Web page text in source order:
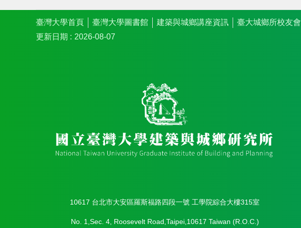
臺灣大學首頁 臺灣大學圖書館 建築與城鄉講座資訊 臺大城鄉所校友會
更新日期
2026-08-07
10617 台北市大安區羅斯福路四段一號 工學院綜合大樓315室
No. 1,Sec. 4, Roosevelt Road,Taipei,10617 Taiwan (R.O.C.)